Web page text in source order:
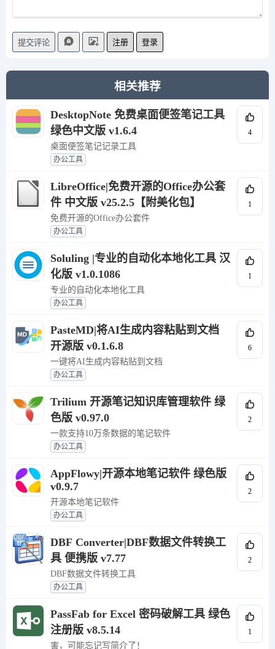
提交评论 注册 登录
相关推荐
DesktopNote 免费桌面便签笔记工具
绿色中文版 v1.6.4
桌面便签笔记记录工具
办公工具
4
LibreOffice|免费开源的Office办公套
件 中文版 v25.2.5【附美化包】
免费开源的Office办公套件
办公工具
1
Soluling |专业的自动化本地化工具 汉
化版 v1.0.1086
专业的自动化本地化工具
办公工具
1
PasteMD|将AI生成内容粘贴到文档
开源版 v0.1.6.8
一键将AI生成内容粘贴到文档
办公工具
6
Trilium 开源笔记知识库管理软件 绿
色版 v0.97.0
一款支持10万条数据的笔记软件
办公工具
2
AppFlowy|开源本地笔记软件 绿色版
v0.9.7
开源本地笔记软件
办公工具
2
DBF Converter|DBF数据文件转换工
具 便携版 v7.77
DBF数据文件转换工具
办公工具
2
PassFab for Excel 密码破解工具 绿色
注册版 v8.5.14
害，可能忘记写简介了！
1